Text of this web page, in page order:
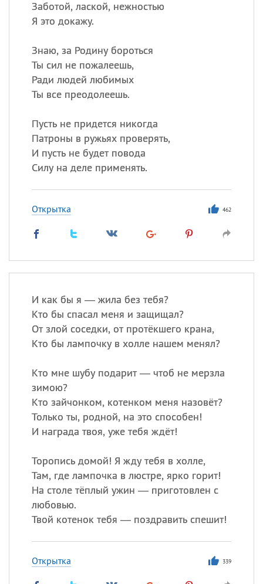
Заботой, лаской, нежностью
Я это докажу.
Знаю, за Родину бороться
Ты сил не пожалеешь,
Ради людей любимых
Ты все преодолеешь.
Пусть не придется никогда
Патроны в ружьях проверять,
И пусть не будет повода
Силу на деле применять.
Открытка 462
И как бы я — жила без тебя?
Кто бы спасал меня и защищал?
От злой соседки, от протёкшего крана,
Кто бы лампочку в холле нашем менял?
Кто мне шубу подарит — чтоб не мерзла
зимою?
Кто зайчонком, котенком меня назовёт?
Только ты, родной, на это способен!
И награда твоя, уже тебя ждёт!
Торопись домой! Я жду тебя в холле,
Там, где лампочка в люстре, ярко горит!
На столе тёплый ужин — приготовлен с
любовью.
Твой котенок тебя — поздравить спешит!
Открытка 339